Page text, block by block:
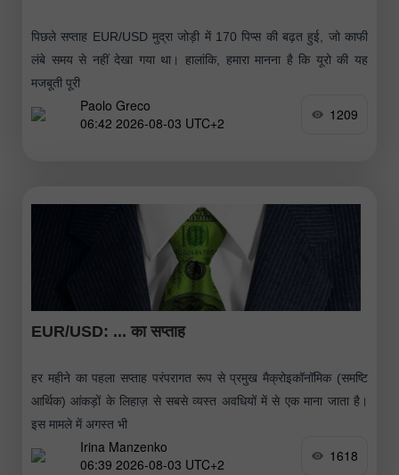
पिछले सप्ताह EUR/USD मुद्रा जोड़ी में 170 पिप्स की बढ़त हुई, जो काफी
लंबे समय से नहीं देखा गया था। हालांकि, हमारा मानना है कि यूरो की यह
मजबूती पूरी
Paolo Greco
06:42 2026-08-03 UTC+2
1209
EUR/USD: ... का सप्ताह
हर महीने का पहला सप्ताह परंपरागत रूप से प्रमुख मैक्रोइकॉनॉमिक (समष्टि
आर्थिक) आंकड़ों के लिहाज़ से सबसे व्यस्त अवधियों में से एक माना जाता है।
इस मामले में अगस्त भी
Irina Manzenko
06:39 2026-08-03 UTC+2
1618